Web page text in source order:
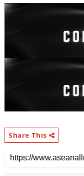
Share This